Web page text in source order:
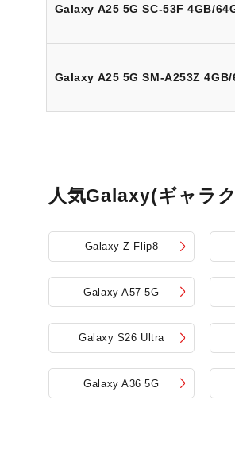
Galaxy A25 5G SC-53F 4GB/
Galaxy A25 5G SM-A253Z 4GB/
人気Galaxy(ギャラ
Galaxy Z Flip8
Galaxy A57 5G
Galaxy S26 Ultra
Galaxy A36 5G